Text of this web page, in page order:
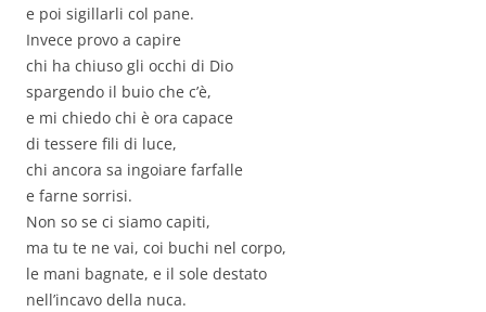
e poi sigillarli col pane.
Invece provo a capire
chi ha chiuso gli occhi di Dio
spargendo il buio che c’è,
e mi chiedo chi è ora capace
di tessere fili di luce,
chi ancora sa ingoiare farfalle
e farne sorrisi.
Non so se ci siamo capiti,
ma tu te ne vai, coi buchi nel corpo,
le mani bagnate, e il sole destato
nell’incavo della nuca.